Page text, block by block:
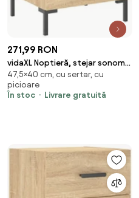
271,99 RON
vidaXL Noptieră, stejar sonoma,
40x35x47,5 cm, lemn compozit
47,5×40 cm, cu sertar, cu
picioare
În stoc
Livrare gratuită